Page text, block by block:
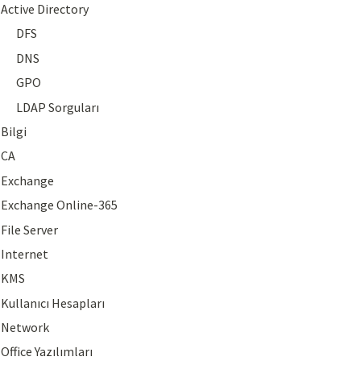
Active Directory
DFS
DNS
GPO
LDAP Sorguları
Bilgi
CA
Exchange
Exchange Online-365
File Server
Internet
KMS
Kullanıcı Hesapları
Network
Office Yazılımları